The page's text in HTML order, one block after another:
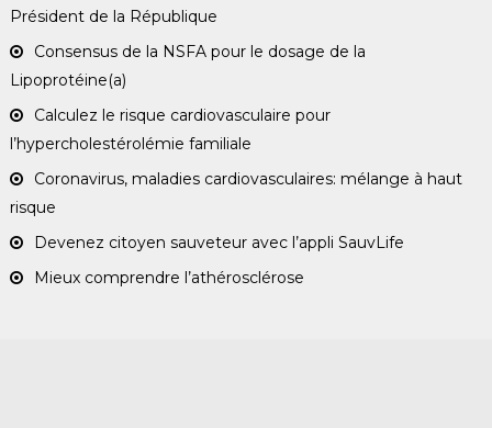
Président de la République
Consensus de la NSFA pour le dosage de la
Lipoprotéine(a)
Calculez le risque cardiovasculaire pour
l’hypercholestérolémie familiale
Coronavirus, maladies cardiovasculaires: mélange à haut
risque
Devenez citoyen sauveteur avec l’appli SauvLife
Mieux comprendre l’athérosclérose